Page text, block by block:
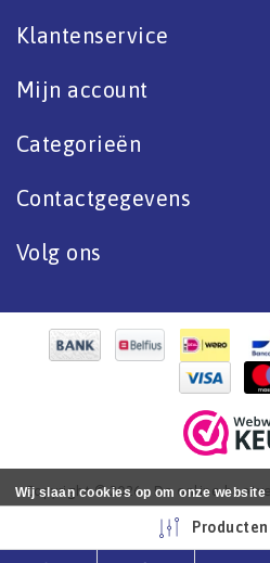
Klantenservice
Mijn account
Categorieën
Contactgegevens
Volg ons
Copyright © 2026 - De online
tot aflak. - All rights reserved -
Wij slaan cookies op om onze
Nee